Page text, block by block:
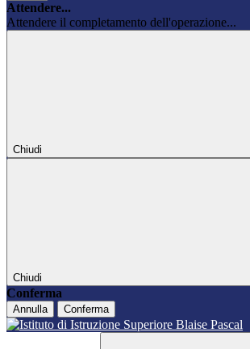
Attendere...
Attendere il completamento dell'operazione...
Chiudi
Chiudi
Conferma
Annulla Conferma